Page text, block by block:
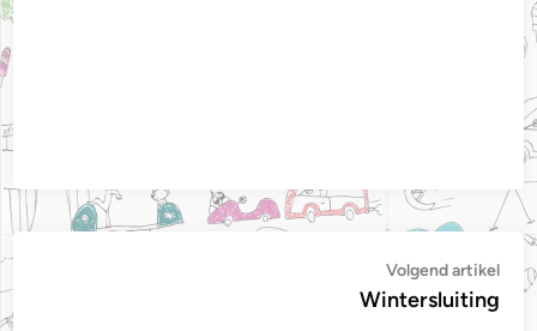
Volgend artikel
Wintersluiting